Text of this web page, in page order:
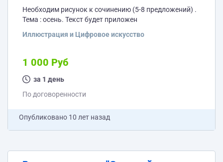
Необходим рисунок к сочинению (5-8 предложений) .
Тема : осень. Текст будет приложен
Иллюстрация и Цифровое искусство
1 000 Руб
за 1 день
По договоренности
Опубликовано 10 лет назад